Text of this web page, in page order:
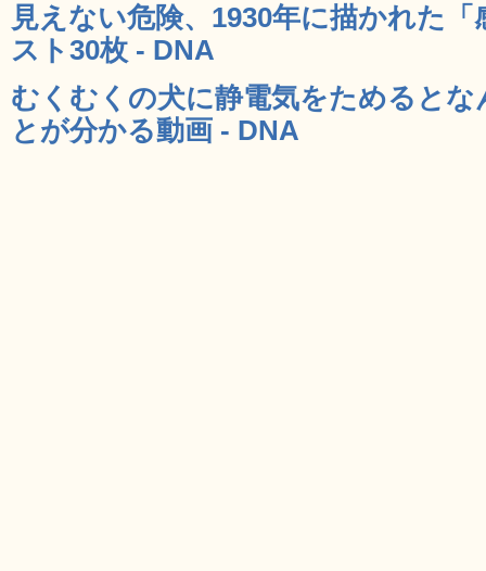
見えない危険、1930年に描かれた
スト30枚 - DNA
むくむくの犬に静電気をためると
とが分かる動画 - DNA